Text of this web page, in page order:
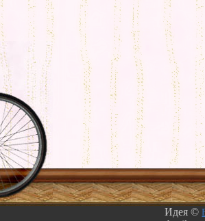
Идея ©